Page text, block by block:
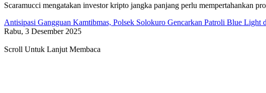
Scaramucci mengatakan investor kripto jangka panjang perlu mempertahankan
Antisipasi Gangguan Kamtibmas, Polsek Solokuro Gencarkan Patroli Blue Light
Rabu, 3 Desember 2025
Scroll Untuk Lanjut Membaca